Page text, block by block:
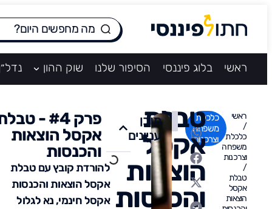
ראשי בלוג פיננסי הסיפור שלנו שוק ההון
ראשי
/
כלכלת
משפחה
וצרכנות
/
טבלת
אקסל
הוצאות
כלכלת
משפחה
וצרכנות
טבלת
אקסל
הוצאות
והכנסות
תוכן
עניינים
פרק #4 -
אקסל הוצאות
והכנסות
להורדת קובץ עם טבלת
אקסל הוצאות והכנסות
אקסל חינמי, נא לגלול